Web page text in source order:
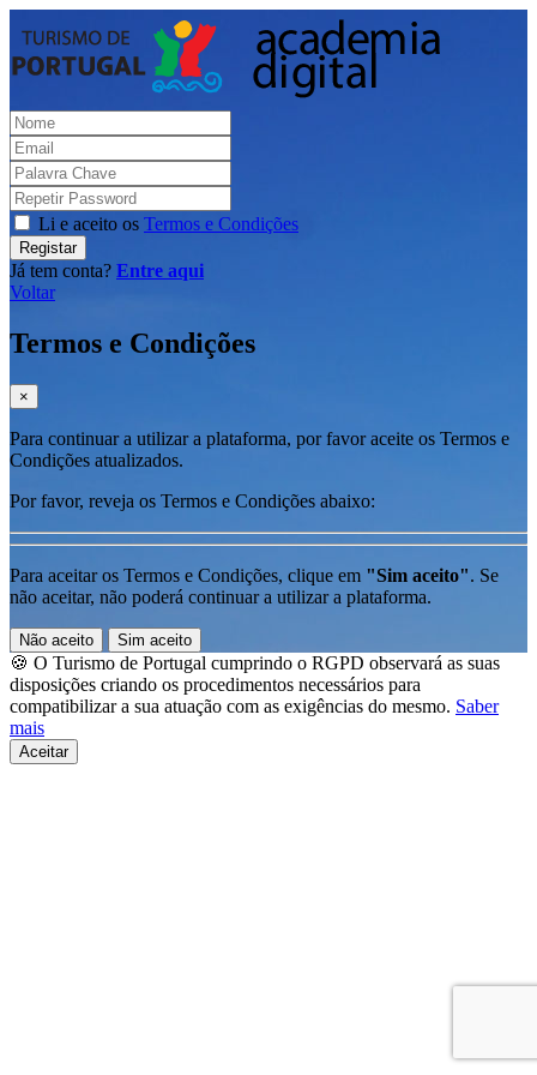
Li e aceito os Termos e Condições
Registar
Já tem conta? Entre aqui
Voltar
Termos e Condições
×
Para continuar a utilizar a plataforma, por favor aceite os Termos e
Condições atualizados.
Por favor, reveja os Termos e Condições abaixo:
Para aceitar os Termos e Condições, clique em "Sim aceito". Se
não aceitar, não poderá continuar a utilizar a plataforma.
Não aceito Sim aceito
🍪 O Turismo de Portugal cumprindo o RGPD observará as suas
disposições criando os procedimentos necessários para
compatibilizar a sua atuação com as exigências do mesmo. Saber
mais
Aceitar